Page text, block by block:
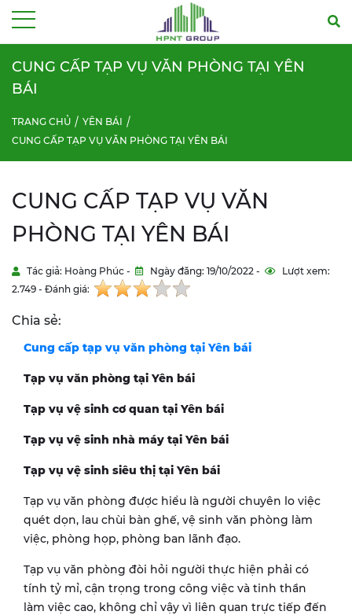
CUNG CẤP TẠP VỤ VĂN PHÒNG TẠI YÊN
BÁI
TRANG CHỦ
YÊN BÁI
CUNG CẤP TẠP VỤ VĂN PHÒNG TẠI YÊN BÁI
CUNG CẤP TẠP VỤ VĂN
PHÒNG TẠI YÊN BÁI
Tác giả: Hoàng Phúc - Ngày đăng: 19/10/2022 -
Lượt xem:
2.749 - Đánh giá:
Chia sẻ:
Cung cấp tạp vụ văn phòng tại Yên bái
Tạp vụ văn phòng tại Yên bái
Tạp vụ vệ sinh cơ quan tại Yên bái
Tạp vụ vệ sinh nhà máy tại Yên bái
Tạp vụ vệ sinh siêu thị tại Yên bái
Tạp vụ văn phòng được hiểu là người chuyên lo việc
quét dọn, lau chùi bàn ghế, vệ sinh văn phòng làm
việc, phòng họp, phòng ban lãnh đạo.
Tạp vụ văn phòng đòi hỏi người thực hiện phải có
tính tỷ mỉ, cận trọng trong công việc và tinh thần
làm việc cao, không chỉ vậy vì liên quan trực tiếp đến